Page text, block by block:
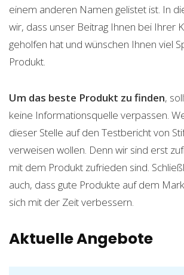
einem anderen Namen gelistet ist. In
wir, dass unser Beitrag Ihnen bei Ihrer
geholfen hat und wünschen Ihnen viel
Produkt.
Um das beste Produkt zu finden,
keine Informationsquelle verpassen.
dieser Stelle auf den Testbericht von
verweisen wollen. Denn wir sind erst
mit dem Produkt zufrieden sind.
auch, dass gute Produkte auf dem
sich mit der Zeit verbessern.
Aktuelle Angebote